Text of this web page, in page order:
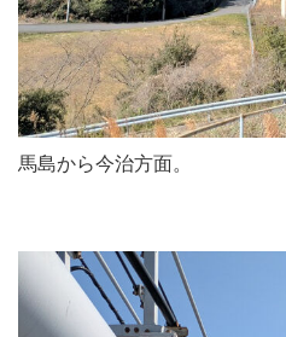
馬島から今治方面。